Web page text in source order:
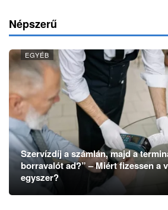
Népszerű
EGYÉB
Szervízdíj a számlán, majd a
borravalót ad?” – Miért fizessen a
egyszer?